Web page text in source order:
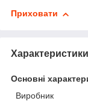
Приховати
Характеристики
Основні
Виробник